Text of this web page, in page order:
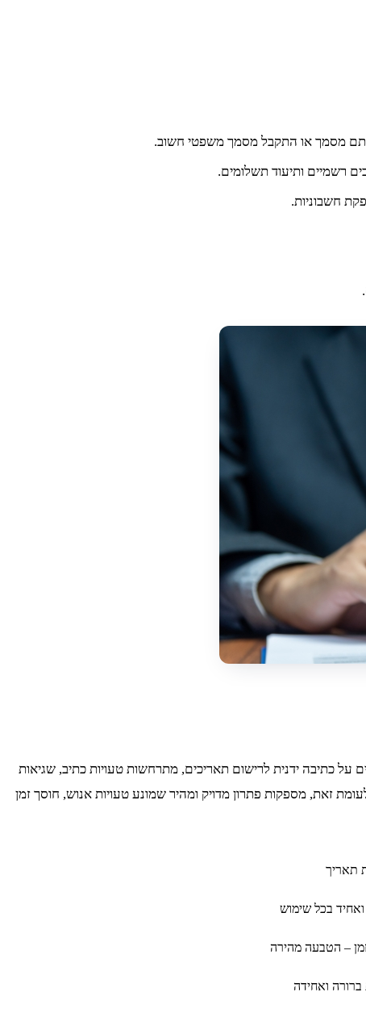
נחתם מסמך או התקבל מסמך משפטי חשוב.
רשמיים ותיעוד תשלומים.
חשבוניות.
כתיבה ידנית לרישום תאריכים, מתרחשות טעויות כתיב, שגיאות
זאת, מספקות פתרון מדויק ומהיר שמונע טעויות אנוש, חוסך זמן
תאריך
ואחיד בכל שימוש
– הטבעה מהירה
ברורה ואחידה